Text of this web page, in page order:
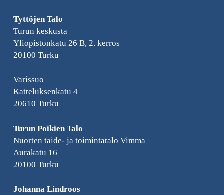
Tyttöjen Talo
Turun keskusta
Yliopistonkatu 26 B, 2. kerros
20100 Turku
Varissuo
Katteluksenkatu 4
20610 Turku
Turun Poikien Talo
Nuorten taide- ja toimintatalo Vimma
Aurakatu 16
20100 Turku
Johanna Lindroos